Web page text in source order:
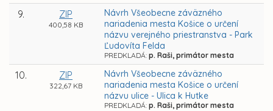
9. ZIP
400,58 KB
Návrh Všeobecne záväzného
nariadenia mesta Košice o určení
názvu verejného priestranstva - Park
Ľudovíta Felda
PREDKLADÁ: p. Raši, primátor mesta
10. ZIP
322,67 KB
Návrh Všeobecne záväzného
nariadenia mesta Košice o určení
názvu ulice - Ulica k Hutke
PREDKLADÁ: p. Raši, primátor mesta